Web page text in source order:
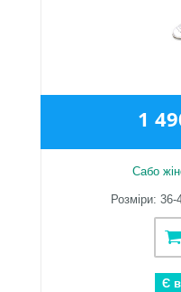
1
Сабо
Розміри:
Є в